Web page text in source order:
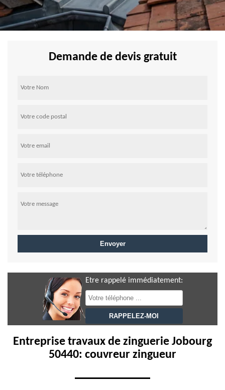
Demande de devis gratuit
Etre rappelé immédiatement:
Entreprise travaux de zinguerie Jobourg
50440: couvreur zingueur